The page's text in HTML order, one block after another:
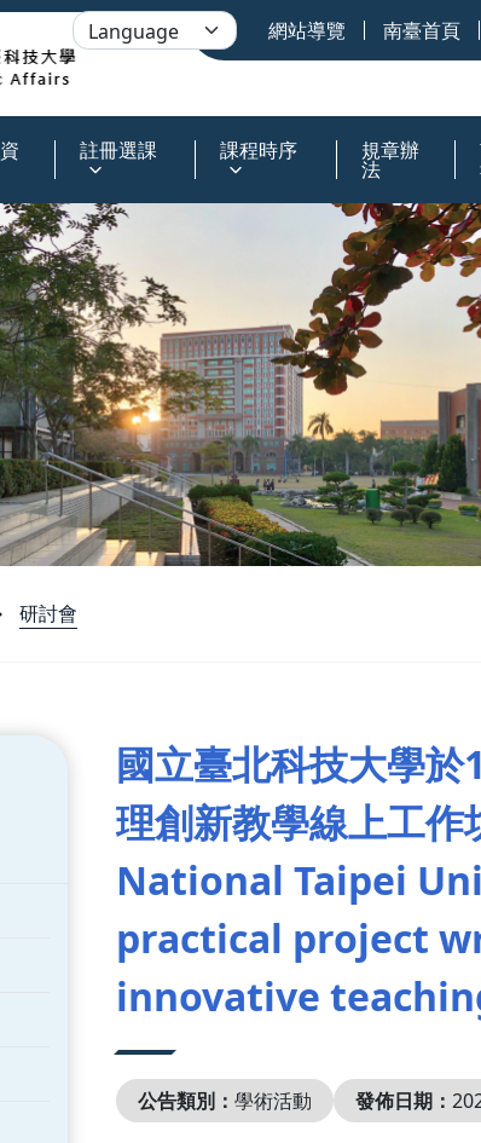
網站導覽 南臺首頁
註冊選課 課程時序 規章辦
法
研討會
國立臺北科技大學
理創新教學線上工作
National Taipei
practical project
innovative
公告類別： 學術活動 發佈日期：